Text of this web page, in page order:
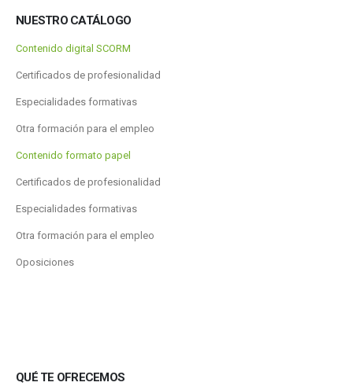
NUESTRO CATÁLOGO
Contenido digital SCORM
Certificados de profesionalidad
Especialidades formativas
Otra formación para el empleo
Contenido formato papel
Certificados de profesionalidad
Especialidades formativas
Otra formación para el empleo
Oposiciones
QUÉ TE OFRECEMOS